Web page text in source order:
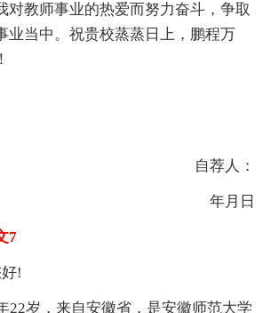
对教师事业的热爱而努力奋斗，争取
业当中。祝贵校蒸蒸日上，鹏程万
自荐人：
年月日
7
!
22岁，来自安徽省，是安徽师范大学